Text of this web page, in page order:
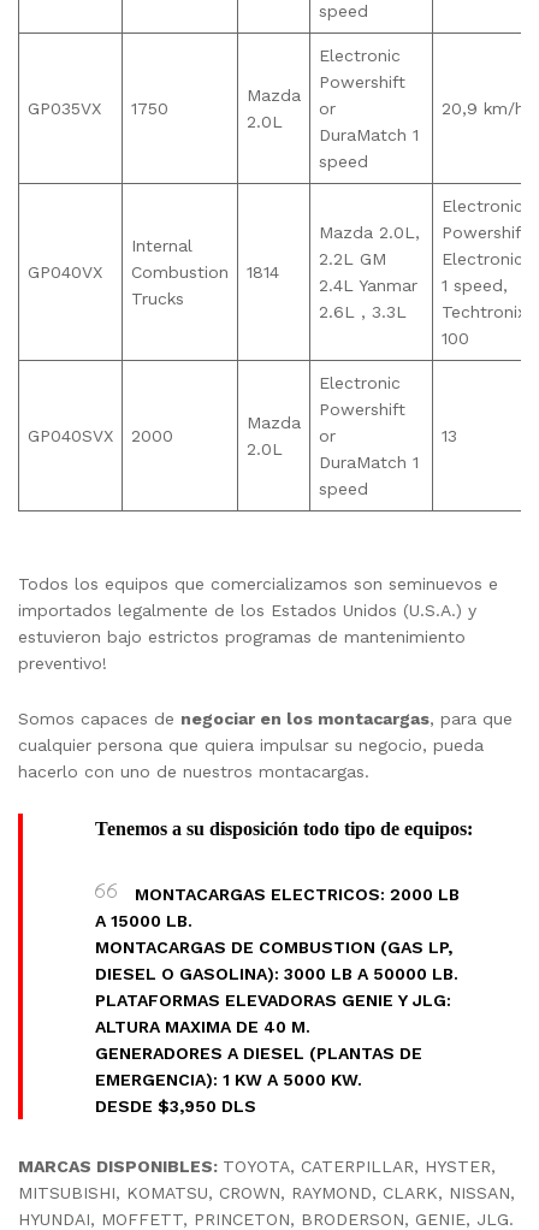
speed
GP035VX 1750
Mazda
2.0L
Electronic
Powershift
or
DuraMatch 1
speed
20,9 km/h
GP040VX
Internal
Combustion
Trucks
1814
Mazda 2.0L,
2.2L GM
2.4L Yanmar
2.6L , 3.3L
Electronic
Powershift
Electronic
1 speed,
Techtronix
100
GP040SVX 2000
Mazda
2.0L
Electronic
Powershift
or
DuraMatch 1
speed
13
Todos los equipos que comercializamos son seminuevos e
importados legalmente de los Estados Unidos (U.S.A.) y
estuvieron bajo estrictos programas de mantenimiento
preventivo!
Somos capaces de negociar en los montacargas, para que
cualquier persona que quiera impulsar su negocio, pueda
hacerlo con uno de nuestros montacargas.
Tenemos a su disposición todo tipo de equipos:
MONTACARGAS ELECTRICOS: 2000 LB
A 15000 LB.
MONTACARGAS DE COMBUSTION (GAS LP,
DIESEL O GASOLINA): 3000 LB A 50000 LB.
PLATAFORMAS ELEVADORAS GENIE Y JLG:
ALTURA MAXIMA DE 40 M.
GENERADORES A DIESEL (PLANTAS DE
EMERGENCIA): 1 KW A 5000 KW.
DESDE $3,950 DLS
MARCAS DISPONIBLES: TOYOTA, CATERPILLAR, HYSTER,
MITSUBISHI, KOMATSU, CROWN, RAYMOND, CLARK, NISSAN,
HYUNDAI, MOFFETT, PRINCETON, BRODERSON, GENIE, JLG.